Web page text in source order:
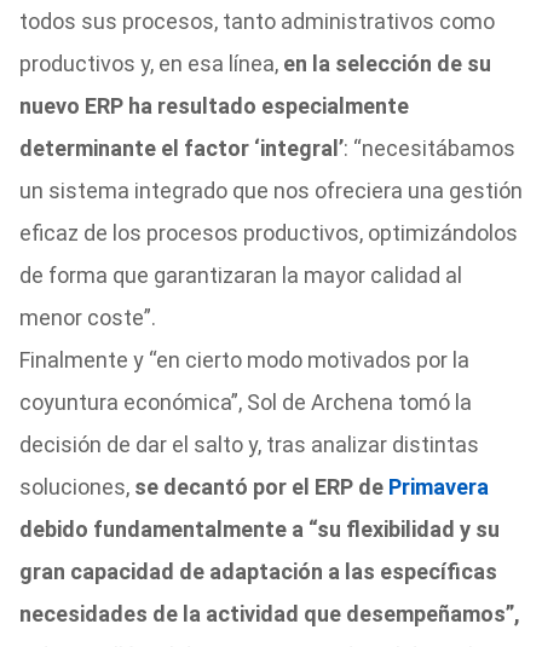
todos sus procesos, tanto administrativos como
productivos y, en esa línea, en la selección de su
nuevo ERP ha resultado especialmente
determinante el factor ‘integral’: “necesitábamos
un sistema integrado que nos ofreciera una gestión
eficaz de los procesos productivos, optimizándolos
de forma que garantizaran la mayor calidad al
menor coste”.
Finalmente y “en cierto modo motivados por la
coyuntura económica”, Sol de Archena tomó la
decisión de dar el salto y, tras analizar distintas
soluciones, se decantó por el ERP de Primavera
debido fundamentalmente a “su flexibilidad y su
gran capacidad de adaptación a las específicas
necesidades de la actividad que desempeñamos”,